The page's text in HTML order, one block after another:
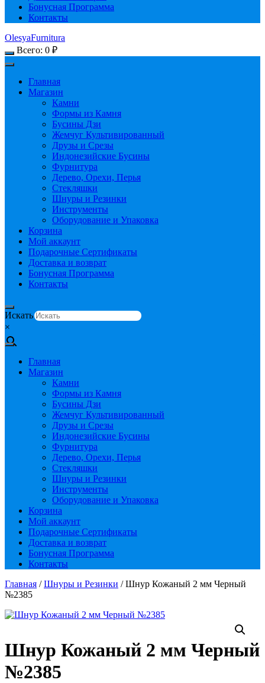
Бонусная Программа
Контакты
OlesyaFurnitura
Всего: 0 ₽
Главная
Магазин
Камни
Формы из Камня
Бусины Дзи
Жемчуг Культивированный
Друзы и Срезы
Индонезийские Бусины
Фурнитура
Дерево, Орехи, Перья
Стекляшки
Шнуры и Резинки
Инструменты
Оборудование и Упаковка
Корзина
Мой аккаунт
Подарочные Сертификаты
Доставка и возврат
Бонусная Программа
Контакты
Искать
×
Главная
Магазин
Камни
Формы из Камня
Бусины Дзи
Жемчуг Культивированный
Друзы и Срезы
Индонезийские Бусины
Фурнитура
Дерево, Орехи, Перья
Стекляшки
Шнуры и Резинки
Инструменты
Оборудование и Упаковка
Корзина
Мой аккаунт
Подарочные Сертификаты
Доставка и возврат
Бонусная Программа
Контакты
Главная /Шнуры и Резинки / Шнур Кожаный 2 мм Черный
№2385
Шнур Кожаный 2 мм Черный
№2385